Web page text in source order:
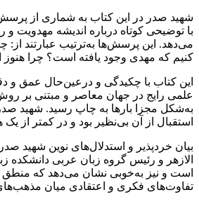
شهید صدر در این کتاب به شماری از
با توضیحی کوتاه درباره اندیشه
می‌دهد. این پرسش‌ها به‌ترتیب عبارتند از:
کنیم که مهدی وجود یافته است؟ چرا
این کتاب با چکیدگی و درعین‌حال عمق و
علمی رایج در جهان معاصر و مبتنی بر
به‌شکل مجزا بارها به چاپ رسید. شهید
استقبال از آن بی‌نظیر بود و در کمتر از
بیان خردپذیر و استدلال‌های نوین شهید
الازهر و رئیس گروه زبان عربی
است و نیز به‌خوبی نشان می‌دهد که منطق
تفاوت‌های فکری و اعتقادی میان